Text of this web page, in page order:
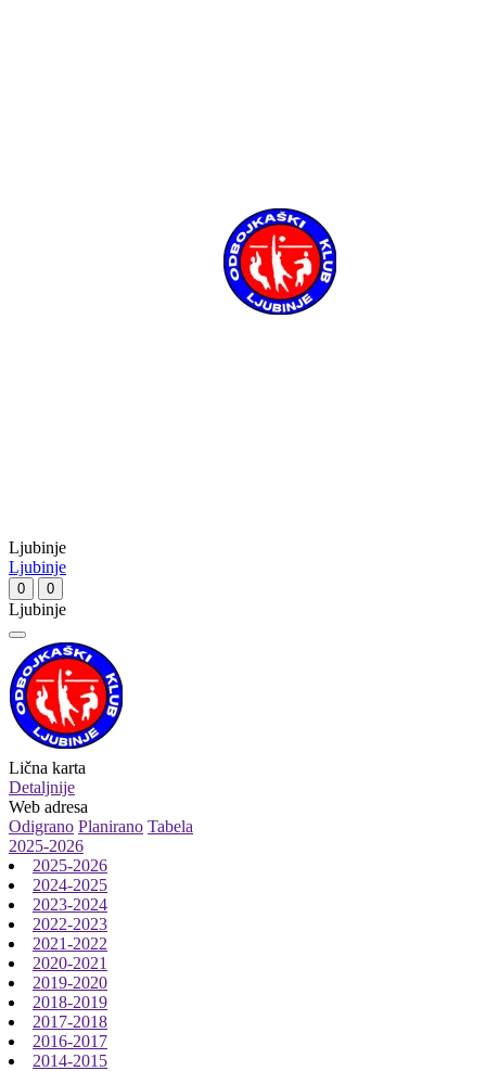
Ljubinje
Ljubinje
0 0
Ljubinje
Lična karta
Detaljnije
Web adresa
Odigrano Planirano Tabela
2025-2026
2025-2026
2024-2025
2023-2024
2022-2023
2021-2022
2020-2021
2019-2020
2018-2019
2017-2018
2016-2017
2014-2015